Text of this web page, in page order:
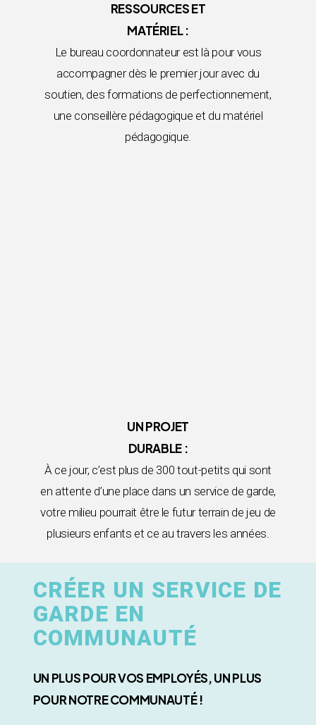
RESSOURCES ET
MATÉRIEL :
Le bureau coordonnateur est là pour vous
accompagner dès le premier jour avec du
soutien, des formations de perfectionnement,
une conseillère pédagogique et du matériel
pédagogique.
UN PROJET
DURABLE :
À ce jour, c’est plus de 300 tout-petits qui sont
en attente d’une place dans un service de garde,
votre milieu pourrait être le futur terrain de jeu de
plusieurs enfants et ce au travers les années.
CRÉER UN SERVICE DE
GARDE EN
COMMUNAUTÉ
UN PLUS POUR VOS EMPLOYÉS, UN PLUS
POUR NOTRE COMMUNAUTÉ !